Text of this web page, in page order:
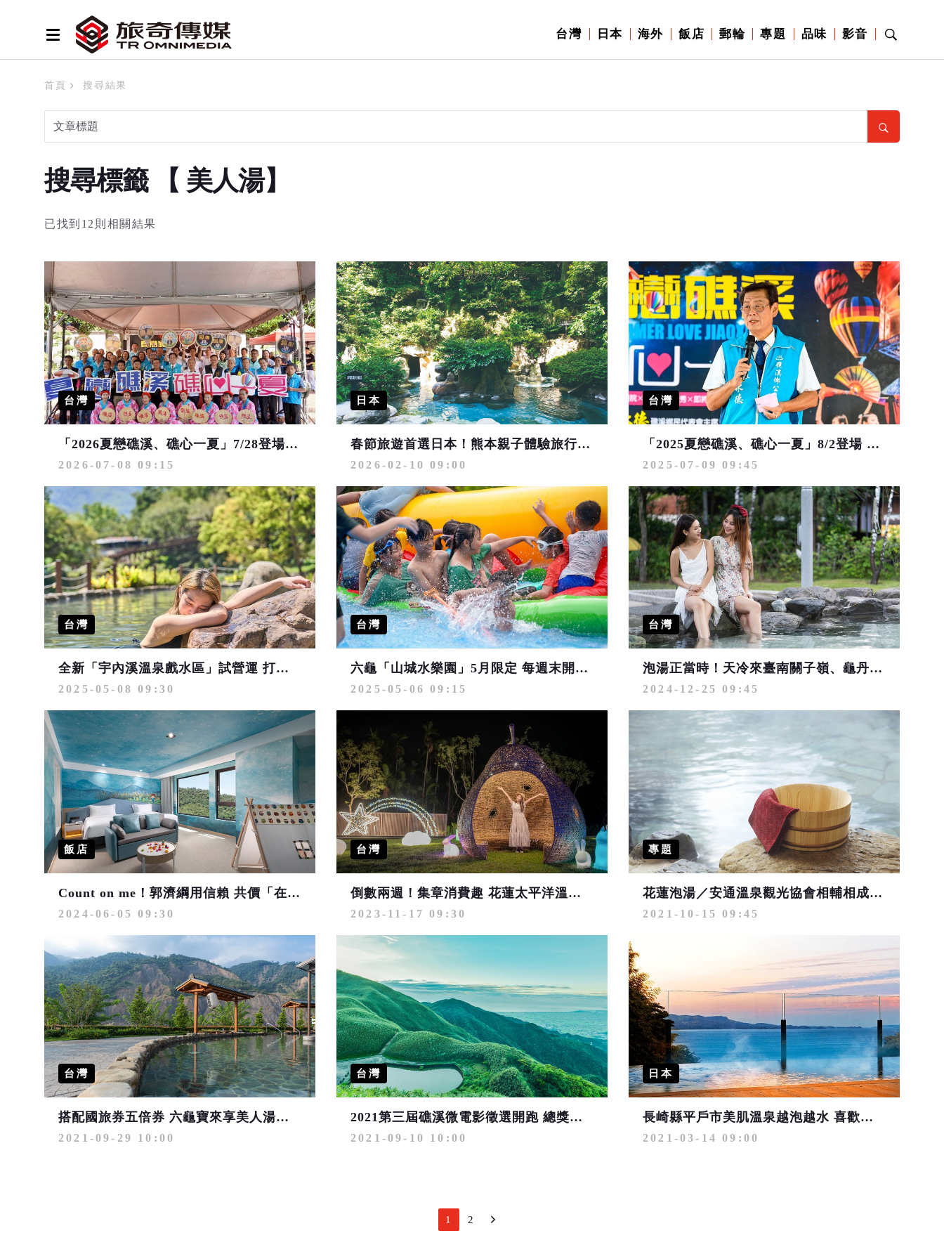
台灣 日本 海外 飯店 郵輪 專題 品味 影音
首頁 搜尋結果
搜尋標籤 【 美人湯】
已找到12則相關結果
台灣
「2026夏戀礁溪、礁心一夏」7/28登場 邀您見證精彩綻放的國際藝術盛會
2026-07-08 09:15
日本
春節旅遊首選日本！熊本親子體驗旅行推薦
2026-02-10 09:00
台灣
「2025夏戀礁溪、礁心一夏」8/2登場 國際藝術盛會絕美綻放
2025-07-09 09:45
台灣
全新「宇內溪溫泉戲水區」試營運 打造小烏來全溫泉泡湯遊
2025-05-08 09:30
台灣
六龜「山城水樂園」5月限定 每週末開放消暑首選
2025-05-06 09:15
台灣
泡湯正當時！天冷來臺南關子嶺、龜丹溫泉 體驗雙湯魅力、暖心過冬
2024-12-25 09:45
飯店
Count on me！郭濟綱用信賴 共價「在地、永續、數位」力麗溫德姆DNA
2024-06-05 09:30
台灣
倒數兩週！集章消費趣 花蓮太平洋溫泉季 泡湯賞燈過暖冬
2023-11-17 09:30
專題
花蓮泡湯／安通溫泉觀光協會相輔相成 共同打響安通、瑞穗溫泉聲量
2021-10-15 09:45
台灣
搭配國旅券五倍券 六龜寶來享美人湯抽大獎
2021-09-29 10:00
台灣
2021第三屆礁溪微電影徵選開跑 總獎金高達26萬元
2021-09-10 10:00
日本
長崎縣平戶市美肌溫泉越泡越水 喜歡就帶回家
2021-03-14 09:00
1 2